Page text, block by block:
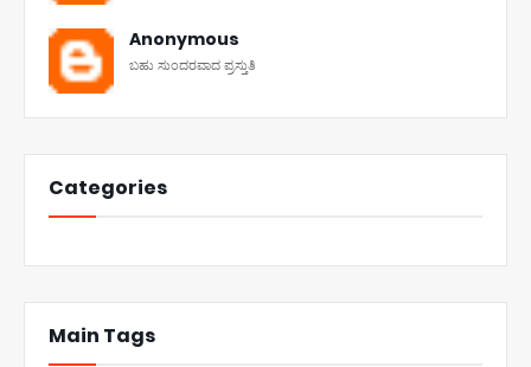
Anonymous
ಬಹು ಸುಂದರವಾದ ಪ್ರಸ್ತುತಿ
Categories
Main Tags